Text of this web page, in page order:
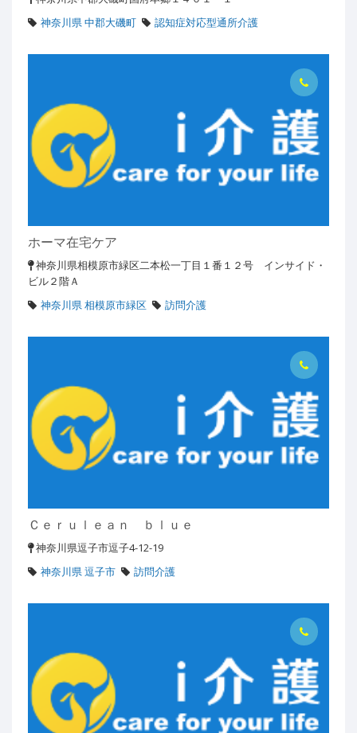
神奈川県 中郡大磯町
認知症対応型通所介護
ホーマ在宅ケア
神奈川県相模原市緑区二本松一丁目１番１２号 インサイド・
ビル２階Ａ
神奈川県 相模原市緑区
訪問介護
Ｃｅｒｕｌｅａｎ ｂｌｕｅ
神奈川県逗子市逗子4-12-19
神奈川県 逗子市
訪問介護